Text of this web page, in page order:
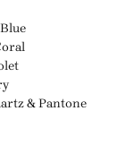
& Pantone